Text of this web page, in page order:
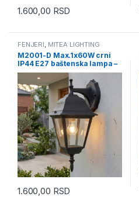
1.600,00 RSD
FENJERI, MITEA LIGHTING
M2001-D Max.1x60W crni
IP44 E27 baštenska lampa –
fenjer Mitea Lighting
1.600,00 RSD